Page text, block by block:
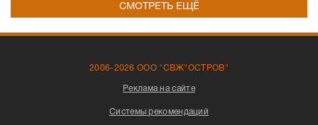
СМОТРЕТЬ ЕЩЁ
2006-2026 ООО "СВЖ"ОСТРОВ"
Реклама на сайте
Системы рекомендаций